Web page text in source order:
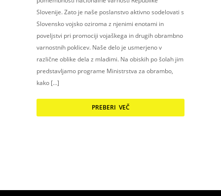
Slovenije. Zato je naše poslanstvo aktivno sodelovati s
Slovensko vojsko oziroma z njenimi enotami in
poveljstvi pri promociji vojaškega in drugih obrambno
varnostnih poklicev. Naše delo je usmerjeno v
različne oblike dela z mladimi. Na obiskih po šolah jim
predstavljamo programe Ministrstva za obrambo,
kako […]
PREBERI VEČ